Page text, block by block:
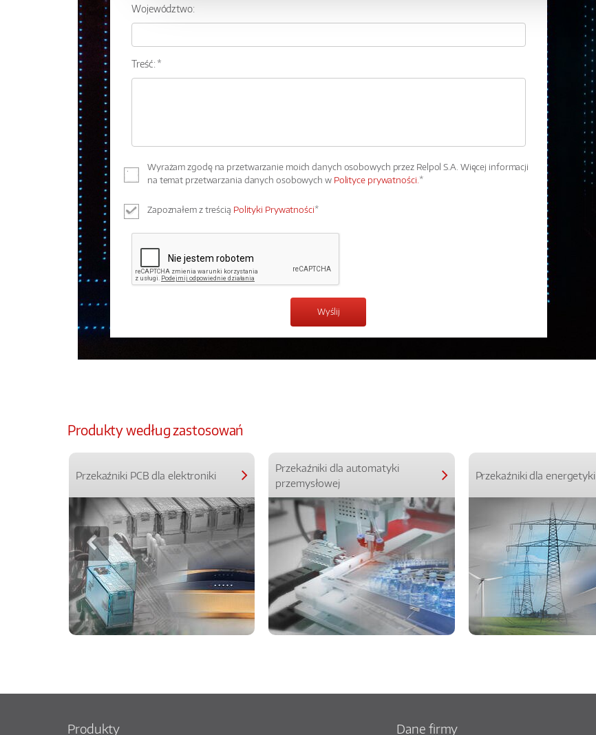
Województwo:
Treść: *
Wyrażam zgodę na przetwarzanie moich danych osobowych przez Relpol S.A. Więcej informacji
na temat przetwarzania danych osobowych w Polityce prywatności.*
Zapoznałem z treścią Polityki Prywatności*
Produkty według zastosowań
Przekaźniki PCB dla elektroniki
Przekaźniki dla automatyki
przemysłowej
Przekaźniki dla energetyki
Produkty Dane firmy